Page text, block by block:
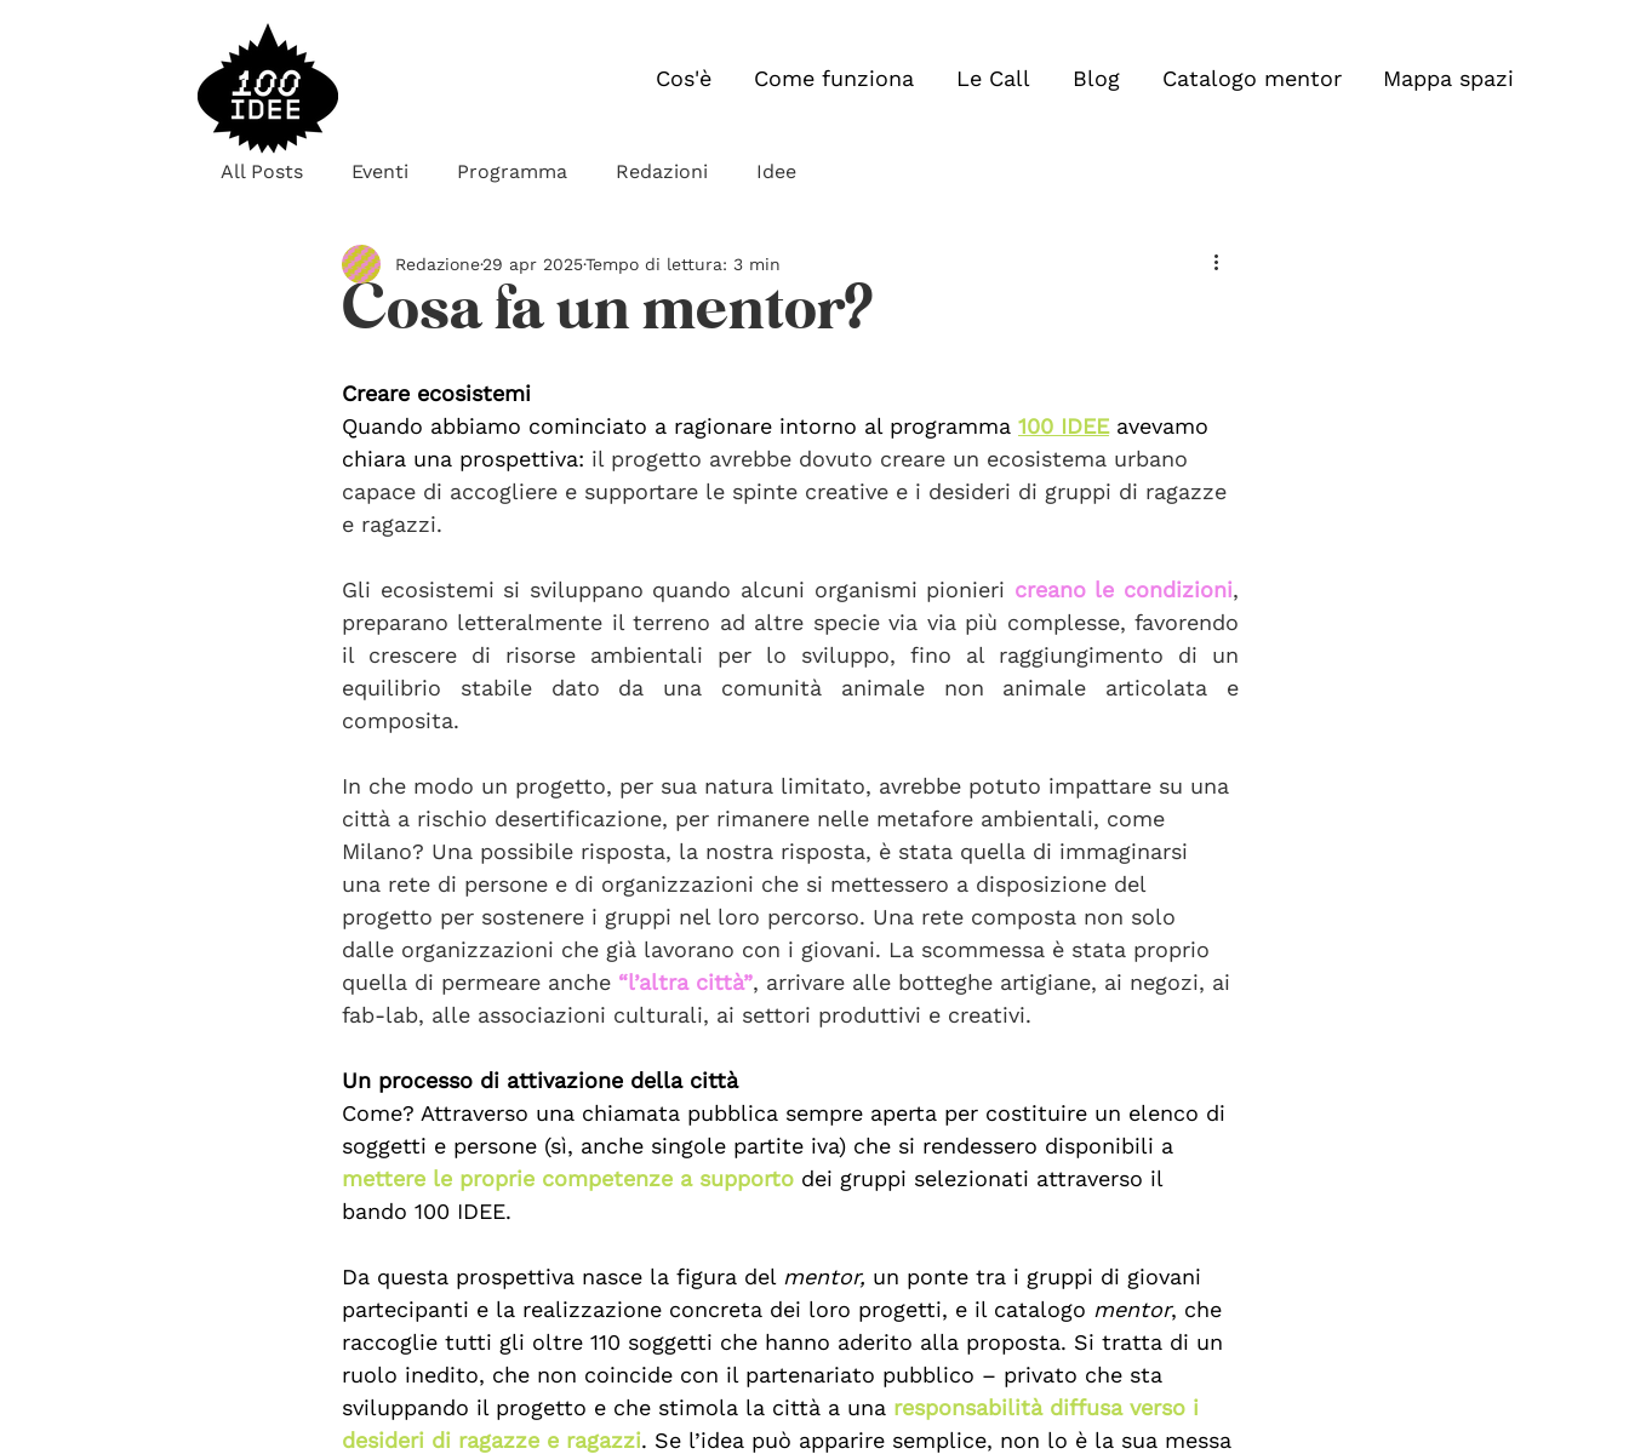
Cos'è Come funziona Le Call Blog Catalogo mentor Mappa spazi
All Posts Eventi Programma Redazioni Idee
Cosa fa un mentor?
Redazione29 apr 2025Tempo di lettura: 3 min
Creare ecosistemi
Quando abbiamo cominciato a ragionare intorno al programma 100 IDEE avevamo
chiara una prospettiva: il progetto avrebbe dovuto creare un ecosistema urbano
capace di accogliere e supportare le spinte creative e i desideri di gruppi di ragazze
e ragazzi.
Gli ecosistemi si sviluppano quando alcuni organismi pionieri creano le condizioni,
preparano letteralmente il terreno ad altre specie via via più complesse, favorendo
il crescere di risorse ambientali per lo sviluppo, fino al raggiungimento di un
equilibrio stabile dato da una comunità animale non animale articolata e
composita.
In che modo un progetto, per sua natura limitato, avrebbe potuto impattare su una
città a rischio desertificazione, per rimanere nelle metafore ambientali, come
Milano? Una possibile risposta, la nostra risposta, è stata quella di immaginarsi
una rete di persone e di organizzazioni che si mettessero a disposizione del
progetto per sostenere i gruppi nel loro percorso. Una rete composta non solo
dalle organizzazioni che già lavorano con i giovani. La scommessa è stata proprio
quella di permeare anche “l’altra città”, arrivare alle botteghe artigiane, ai negozi, ai
fab-lab, alle associazioni culturali, ai settori produttivi e creativi.
Un processo di attivazione della città
Come? Attraverso una chiamata pubblica sempre aperta per costituire un elenco di
soggetti e persone (sì, anche singole partite iva) che si rendessero disponibili a
mettere le proprie competenze a supporto dei gruppi selezionati attraverso il
bando 100 IDEE.
Da questa prospettiva nasce la figura del mentor, un ponte tra i gruppi di giovani
partecipanti e la realizzazione concreta dei loro progetti, e il catalogo mentor, che
raccoglie tutti gli oltre 110 soggetti che hanno aderito alla proposta. Si tratta di un
ruolo inedito, che non coincide con il partenariato pubblico – privato che sta
sviluppando il progetto e che stimola la città a una responsabilità diffusa verso i
desideri di ragazze e ragazzi. Se l’idea può apparire semplice, non lo è la sua messa